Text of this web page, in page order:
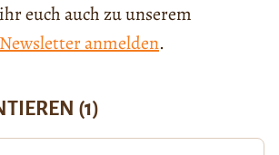
euch auch zu unserem
anmelden.
(1)